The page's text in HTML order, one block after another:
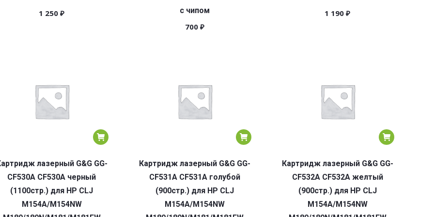
1 250 ₽
с чипом
700 ₽
1 190 ₽
лазерный G&G GG-
CF530A CF530A черный
(1100стр.) для HP CLJ
M154A/M154NW
Картридж лазерный G&G GG-
CF531A CF531A голубой
(900стр.) для HP CLJ
M154A/M154NW
Картридж лазерный G&G GG-
CF532A CF532A желтый
(900стр.) для HP CLJ
M154A/M154NW